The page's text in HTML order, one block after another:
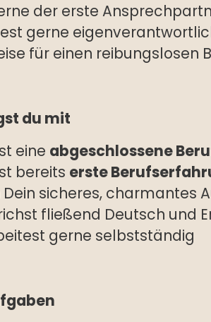
der erste
gerne
für einen reibungslosen
du mit
eine abgeschlossene
bereits erste
Dein sicheres, charmantes
fließend Deutsch und
gerne selbstständig